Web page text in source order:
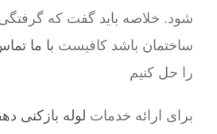
شود. خلاصه باید گفت که
ساختمان باشد کافیست با ما
را حل کنیم
برای ارائه خدمات لوله بازکنی